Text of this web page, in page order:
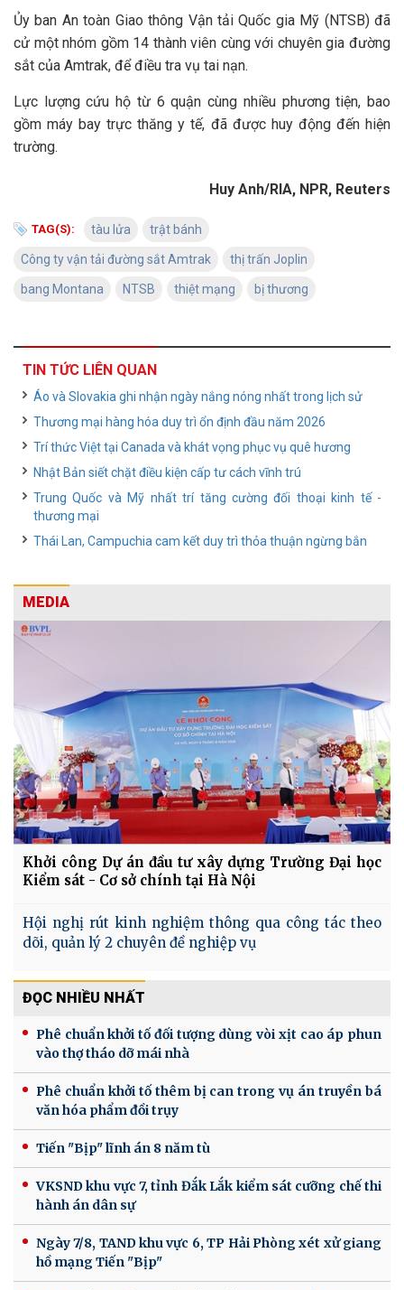
Ủy ban An toàn Giao thông Vận tải Quốc gia Mỹ (NTSB) đã
cử một nhóm gồm 14 thành viên cùng với chuyên gia đường
sắt của Amtrak, để điều tra vụ tai nạn.
Lực lượng cứu hộ từ 6 quận cùng nhiều phương tiện, bao
gồm máy bay trực thăng y tế, đã được huy động đến hiện
trường.
Huy Anh/RIA, NPR, Reuters
TAG(S): tàu lửa trật bánh
Công ty vận tải đường sắt Amtrak thị trấn Joplin
bang Montana NTSB thiệt mạng bị thương
TIN TỨC LIÊN QUAN
Áo và Slovakia ghi nhận ngày nắng nóng nhất trong lịch sử
Thương mại hàng hóa duy trì ổn định đầu năm 2026
Trí thức Việt tại Canada và khát vọng phục vụ quê hương
Nhật Bản siết chặt điều kiện cấp tư cách vĩnh trú
Trung Quốc và Mỹ nhất trí tăng cường đối thoại kinh tế -
thương mại
Thái Lan, Campuchia cam kết duy trì thỏa thuận ngừng bắn
MEDIA
Khởi công Dự án đầu tư xây dựng Trường Đại học
Kiểm sát - Cơ sở chính tại Hà Nội
Hội nghị rút kinh nghiệm thông qua công tác theo
dõi, quản lý 2 chuyên đề nghiệp vụ
ĐỌC NHIỀU NHẤT
Phê chuẩn khởi tố đối tượng dùng vòi xịt cao áp phun
vào thợ tháo dỡ mái nhà
Phê chuẩn khởi tố thêm bị can trong vụ án truyền bá
văn hóa phẩm đồi trụy
Tiến "Bịp" lĩnh án 8 năm tù
VKSND khu vực 7, tỉnh Đắk Lắk kiểm sát cưỡng chế thi
hành án dân sự
Ngày 7/8, TAND khu vực 6, TP Hải Phòng xét xử giang
hồ mạng Tiến "Bịp"